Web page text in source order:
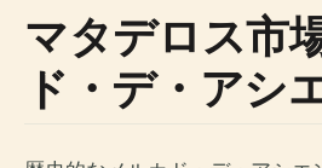
マタデロス市
ド・デ・アシ